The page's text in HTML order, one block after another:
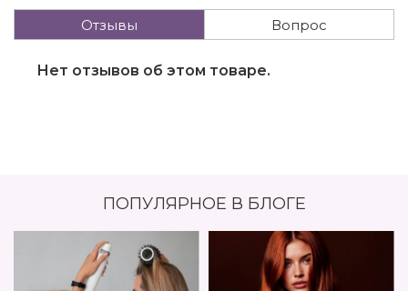
Отзывы Вопрос
Нет отзывов об этом товаре.
ПОПУЛЯРНОЕ В БЛОГЕ